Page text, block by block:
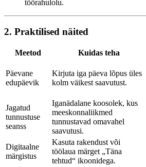
töörahulolu.
2. Praktilised näited
Meetod Kuidas teha
Päevane
edupäevik
Kirjuta iga päeva lõpus üles
kolm väikest saavutust.
Jagatud
tunnustuse
seanss
Iganädalane koosolek, kus
meeskonnaliikmed
tunnustavad omavahel
saavutusi.
Digitaalne
märgistus
Kasuta rakendust või
töölaua märget „Täna
tehtud“ ikoonidega.